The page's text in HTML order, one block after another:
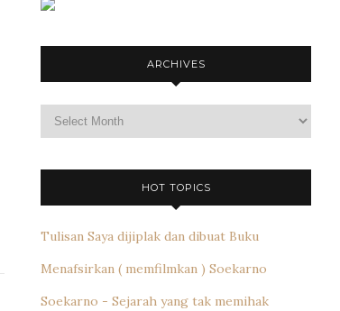
ARCHIVES
HOT TOPICS
Tulisan Saya dijiplak dan dibuat Buku
Menafsirkan ( memfilmkan ) Soekarno
Soekarno - Sejarah yang tak memihak